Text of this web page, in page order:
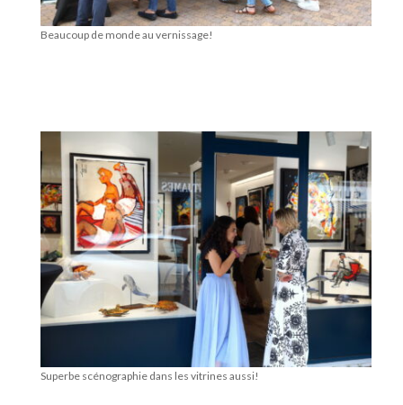
Beaucoup de monde au vernissage!
Superbe scénographie dans les vitrines aussi!